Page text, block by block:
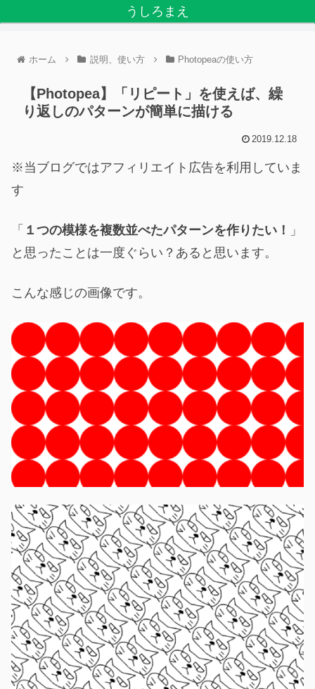
うしろまえ
ホーム 説明、使い方 Photopeaの使い方
【Photopea】「リピート」を使えば、繰
り返しのパターンが簡単に描ける
2019.12.18
※当ブログではアフィリエイト広告を利用していま
す
「 １つの模様を複数並べたパターンを作りたい！
」
と思ったことは一度ぐらい？あると思います。
こんな感じの画像です。